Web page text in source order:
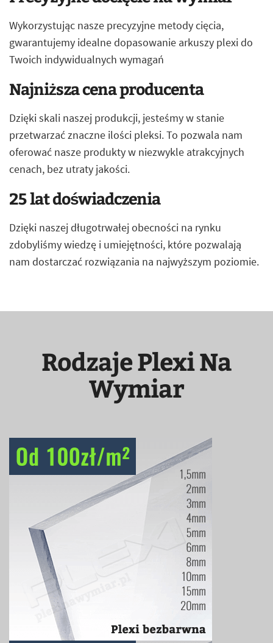
Wykorzystując nasze precyzyjne metody cięcia,
gwarantujemy idealne dopasowanie arkuszy plexi do
Twoich indywidualnych wymagań
Najniższa cena producenta
Dzięki skali naszej produkcji, jesteśmy w stanie
przetwarzać znaczne ilości pleksi. To pozwala nam
oferować nasze produkty w niezwykle atrakcyjnych
cenach, bez utraty jakości.
25 lat doświadczenia
Dzięki naszej długotrwałej obecności na rynku
zdobyliśmy wiedzę i umiejętności, które pozwalają
nam dostarczać rozwiązania na najwyższym poziomie.
Rodzaje Plexi Na
Wymiar